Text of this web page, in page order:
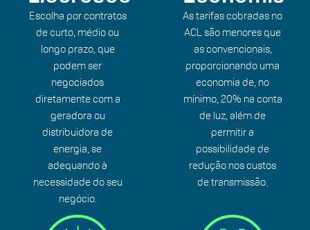
Escolha por contratos
de curto, médio ou
longo prazo, que
podem ser
negociados
diretamente com a
geradora ou
distribuidora de
energia, se
adequando à
necessidade do seu
negócio.
As tarifas cobradas no
ACL são menores que
as convencionais,
proporcionando uma
economia de, no
mínimo, 20% na conta
de luz, além de
permitir a
possibilidade de
redução nos custos
de transmissão.